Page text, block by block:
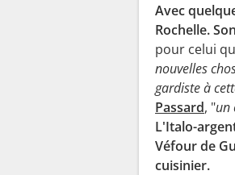
Avec
Rochelle.
pour celui
nouvelles
gardiste à
Passard, "un
L'Italo-
Véfour de
cuisinier.